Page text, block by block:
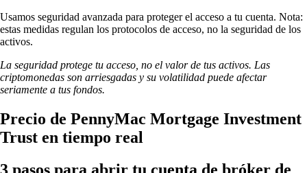
Usamos seguridad avanzada para proteger el acceso a tu cuenta. Nota:
estas medidas regulan los protocolos de acceso, no la seguridad de los
activos.
La seguridad protege tu acceso, no el valor de tus activos. Las
criptomonedas son arriesgadas y su volatilidad puede afectar
seriamente a tus fondos.
Precio de PennyMac Mortgage Investment
Trust en tiempo real
3 pasos para abrir tu cuenta de bróker de